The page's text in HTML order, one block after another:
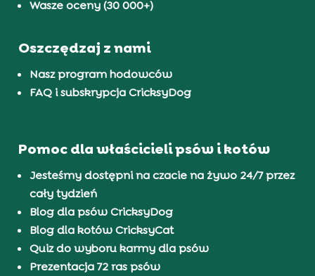
Wasze oceny (30 000+)
Oszczędzaj z nami
Nasz program hodowców
FAQ i subskrypcja CricksyDog
Pomoc dla właścicieli psów i kotów
Jesteśmy dostępni na czacie na żywo 24/7 przez
cały tydzień
Blog dla psów CricksyDog
Blog dla kotów CricksyCat
Quiz do wyboru karmy dla psów
Prezentacja 72 ras psów